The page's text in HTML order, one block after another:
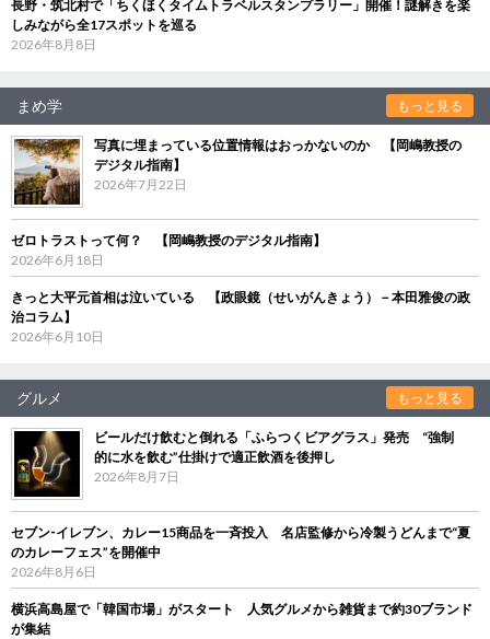
長野・筑北村で「ちくほくタイムトラベルスタンプラリー」開催！謎解きを楽
しみながら全17スポットを巡る
2026年8月8日
まめ学 もっと見る
写真に埋まっている位置情報はおっかないのか 【岡嶋教授の
デジタル指南】
2026年7月22日
ゼロトラストって何？ 【岡嶋教授のデジタル指南】
2026年6月18日
きっと大平元首相は泣いている 【政眼鏡（せいがんきょう）－本田雅俊の政
治コラム】
2026年6月10日
グルメ もっと見る
ビールだけ飲むと倒れる「ふらつくビアグラス」発売 “強制
的に水を飲む”仕掛けで適正飲酒を後押し
2026年8月7日
セブン‐イレブン、カレー15商品を一斉投入 名店監修から冷製うどんまで“夏
のカレーフェス”を開催中
2026年8月6日
横浜高島屋で「韓国市場」がスタート 人気グルメから雑貨まで約30ブランド
が集結